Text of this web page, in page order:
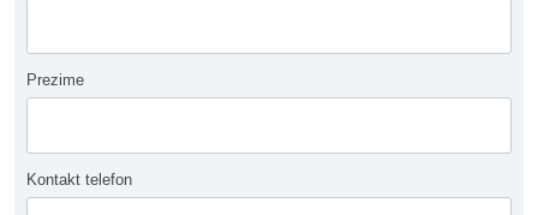
Prezime
Kontakt telefon